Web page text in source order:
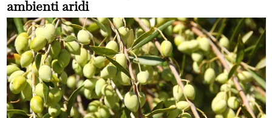
ambienti aridi